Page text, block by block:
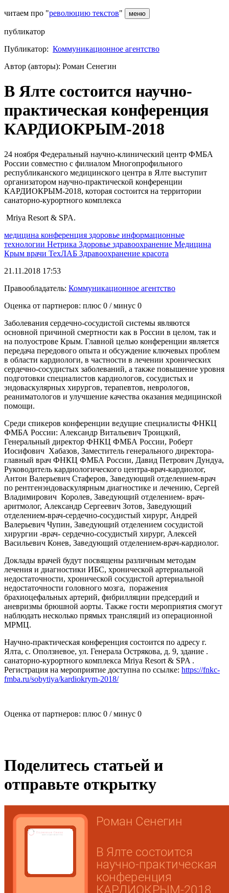
читаем про "революцию текстов" меню
публикатор
Публикатор: Коммуникационное агентство
Автор (авторы): Роман Сенегин
В Ялте состоится научно-
практическая конференция
КАРДИОКРЫМ-2018
24 ноября Федеральный научно-клинический центр ФМБА
России совместно с филиалом Многопрофильного
республиканского медицинского центра в Ялте выступит
организатором научно-практической конференции
КАРДИОКРЫМ-2018, которая состоится на территории
санаторно-курортного комплекса
Mriya Resort & SPA.
медицина конференция здоровье информационные
технологии Нетрика Здоровье здравоохранение Медицина
Крым врачи ТехЛАБ Здравоохранение красота
21.11.2018 17:53
Правообладатель: Коммуникационное агентство
Оценка от партнеров: плюс 0 / минус 0
Заболевания сердечно-сосудистой системы являются
основной причиной смертности как в России в целом, так и
на полуострове Крым. Главной целью конференции является
передача передового опыта и обсуждение ключевых проблем
в области кардиологи, в частности в лечении хронических
сердечно-сосудистых заболеваний, а также повышение уровня
подготовки специалистов кардиологов, сосудистых и
эндоваскулярных хирургов, терапевтов, неврологов,
реаниматологов и улучшение качества оказания медицинской
помощи.
Среди спикеров конференции ведущие специалисты ФНКЦ
ФМБА России: Александр Витальевич Троицкий,
Генеральный директор ФНКЦ ФМБА России, Роберт
Иосифович Хабазов, Заместитель генерального директора-
главный врач ФНКЦ ФМБА России, Давид Петрович Дундуа,
Руководитель кардиологического центра-врач-кардиолог,
Антон Валерьевич Стаферов, Заведующий отделением-врач
по рентгенэндоваскулярным диагностике и лечению, Сергей
Владимирович Королев, Заведующий отделением- врач-
аритмолог, Александр Сергеевич Зотов, Заведующий
отделением-врач-сердечно-сосудистый хирург, Андрей
Валерьевич Чупин, Заведующий отделением сосудистой
хирургии -врач- сердечно-сосудистый хирург, Алексей
Васильевич Конев, Заведующий отделением-врач-кардиолог.
Доклады врачей будут посвящены различным методам
лечения и диагностики ИБС, хронической артериальной
недостаточности, хронической сосудистой артериальной
недостаточности головного мозга, поражения
брахиоцефальных артерий, фибрилляции предсердий и
аневризмы брюшной аорты. Также гости мероприятия смогут
наблюдать несколько прямых трансляций из операционной
МРМЦ.
Научно-практическая конференция состоится по адресу г.
Ялта, с. Оползневое, ул. Генерала Острякова, д. 9, здание .
санаторно-курортного комплекса Mriya Resort & SPA .
Регистрация на мероприятие доступна по ссылке: https://fnkc-
fmba.ru/sobytiya/kardiokrym-2018/
Оценка от партнеров: плюс 0 / минус 0
Поделитесь статьей и
отправьте открытку